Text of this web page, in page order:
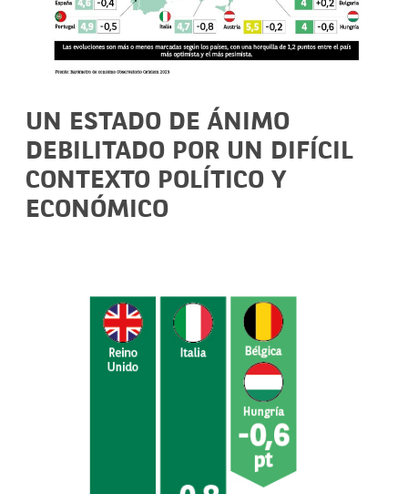
UN ESTADO DE ÁNIMO
DEBILITADO POR UN DIFÍCIL
CONTEXTO POLÍTICO Y
ECONÓMICO